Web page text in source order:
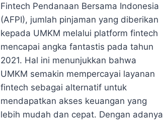
Fintech Pendanaan Bersama Indonesia
(AFPI), jumlah pinjaman yang diberikan
kepada UMKM melalui platform fintech
mencapai angka fantastis pada tahun
2021. Hal ini menunjukkan bahwa
UMKM semakin mempercayai layanan
fintech sebagai alternatif untuk
mendapatkan akses keuangan yang
lebih mudah dan cepat. Dengan adanya